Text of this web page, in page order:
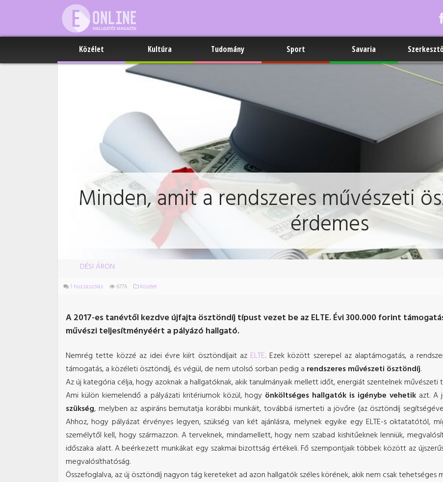
Közélet Kultúra Tudomány Sport Savaria
Minden, amit a rendszeres művészeti
érdemes
DÉSI ÁRON
1 hozzászólás 6776 Közélet
A 2017-es tanévtől kezdve újfajta ösztöndíj típust vezet be az ELTE. Évi 300.000 forint
művészi teljesítményéért a pályázó hallgató.
Nemrég tette közzé az idei évre kiírt ösztöndíjait az ELTE. Ezek között szerepel az alaptámogatás, a
támogatás, a közéleti ösztöndíj, és végül, de nem utolsó sorban pedig a rendszeres művészeti ösztöndíj.
Az új kategória célja, hogy azoknak a hallgatóknak, akik tanulmányaik mellett időt, energiát szentelnek
Ami külön kiemelendő a pályázati kritériumok közül, hogy önköltséges hallgatók is igénybe vehetik azt. A
szükség, melyben az aspiráns bemutatja korábbi munkáit, továbbá ismerteti a jövőre (az ösztöndíj
Ahhoz, hogy pályázat érvényes legyen, szükség van két ajánlásra, melynek egyike egy ELTE-s oktatatótól,
személytől kell, hogy származzon. A terveknek, mindamellett, hogy nem szabad kishitűeknek lenniük,
időszaka alatt. A beérkezett munkákat egy szakmai bizottság értékeli. Fő szempontjaik többek között az
megvalósíthatóság.
Összefoglalva, az új ösztöndíj nagyon tág kereteket ad azon hallgatók széles körének, akik nem csak tehetséges